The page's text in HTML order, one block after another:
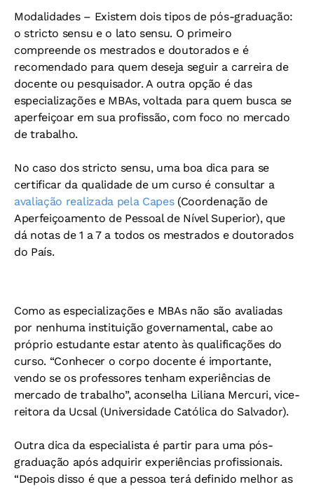
Modalidades – Existem dois tipos de pós-graduação:
o stricto sensu e o lato sensu. O primeiro
compreende os mestrados e doutorados e é
recomendado para quem deseja seguir a carreira de
docente ou pesquisador. A outra opção é das
especializações e MBAs, voltada para quem busca se
aperfeiçoar em sua profissão, com foco no mercado
de trabalho.
No caso dos stricto sensu, uma boa dica para se
certificar da qualidade de um curso é consultar a
avaliação realizada pela Capes(Coordenação de
Aperfeiçoamento de Pessoal de Nível Superior), que
dá notas de 1 a 7 a todos os mestrados e doutorados
do País.
Como as especializações e MBAs não são avaliadas
por nenhuma instituição governamental, cabe ao
próprio estudante estar atento às qualificações do
curso. “Conhecer o corpo docente é importante,
vendo se os professores tenham experiências de
mercado de trabalho”, aconselha Liliana Mercuri, vice-
reitora da Ucsal (Universidade Católica do Salvador).
Outra dica da especialista é partir para uma pós-
graduação após adquirir experiências profissionais.
“Depois disso é que a pessoa terá definido melhor as